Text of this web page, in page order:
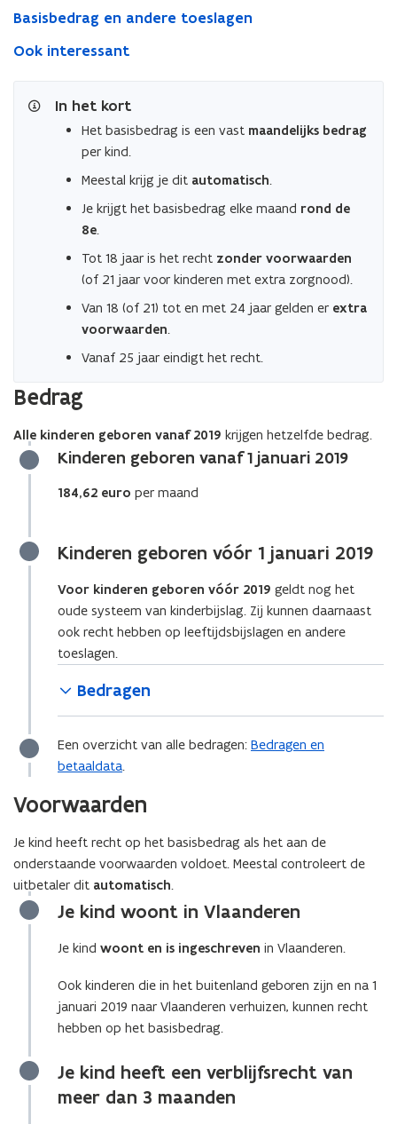
Basisbedrag en andere toeslagen
Ook interessant
In het kort
Het basisbedrag is een vast maandelijks bedrag
per kind.
Meestal krijg je dit automatisch.
Je krijgt het basisbedrag elke maand rond de
8e.
Tot 18 jaar is het recht zonder voorwaarden
(of 21 jaar voor kinderen met extra zorgnood).
Van 18 (of 21) tot en met 24 jaar gelden er extra
voorwaarden.
Vanaf 25 jaar eindigt het recht.
Bedrag
Alle kinderen geboren vanaf 2019 krijgen hetzelfde bedrag.
Kinderen geboren vanaf 1 januari 2019
184,62 euro per maand
Kinderen geboren vóór 1 januari 2019
Voor kinderen geboren vóór 2019 geldt nog het
oude systeem van kinderbijslag. Zij kunnen daarnaast
ook recht hebben op leeftijdsbijslagen en andere
toeslagen.
Bedragen
Een overzicht van alle bedragen: Bedragen en
betaaldata.
Voorwaarden
Je kind heeft recht op het basisbedrag als het aan de
onderstaande voorwaarden voldoet. Meestal controleert de
uitbetaler dit automatisch.
Je kind woont in Vlaanderen
Je kind woont en is ingeschreven in Vlaanderen.
Ook kinderen die in het buitenland geboren zijn en na 1
januari 2019 naar Vlaanderen verhuizen, kunnen recht
hebben op het basisbedrag.
Je kind heeft een verblijfsrecht van
meer dan 3 maanden